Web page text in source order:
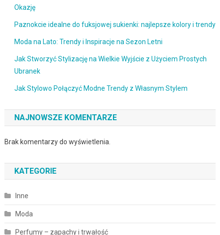
Okazję
Paznokcie idealne do fuksjowej sukienki: najlepsze kolory i trendy
Moda na Lato: Trendy i Inspiracje na Sezon Letni
Jak Stworzyć Stylizację na Wielkie Wyjście z Użyciem Prostych
Ubranek
Jak Stylowo Połączyć Modne Trendy z Własnym Stylem
NAJNOWSZE KOMENTARZE
Brak komentarzy do wyświetlenia.
KATEGORIE
Inne
Moda
Perfumy – zapachy i trwałość